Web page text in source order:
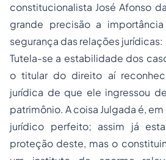
constitucionalista José Afonso
grande precisão a
segurança das relações jurídicas:
Tutela-se a estabilidade dos
o titular do direito aí
jurídica de que ele ingressou
patrimônio. A coisa Julgada é,
jurídico perfeito; assim já
proteção deste, mas o